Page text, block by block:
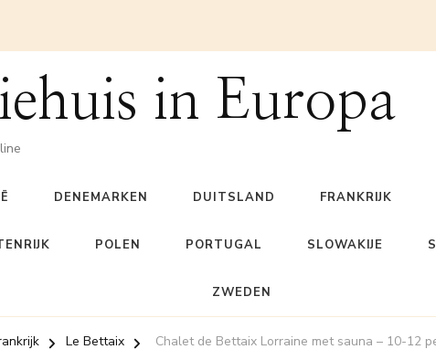
in Europa
DENEMARKEN DUITSLAND FRANKRIJK
POLEN PORTUGAL SLOWAKIJE
ZWEDEN
Le Bettaix Chalet de Bettaix Lorraine met sauna – 10-12